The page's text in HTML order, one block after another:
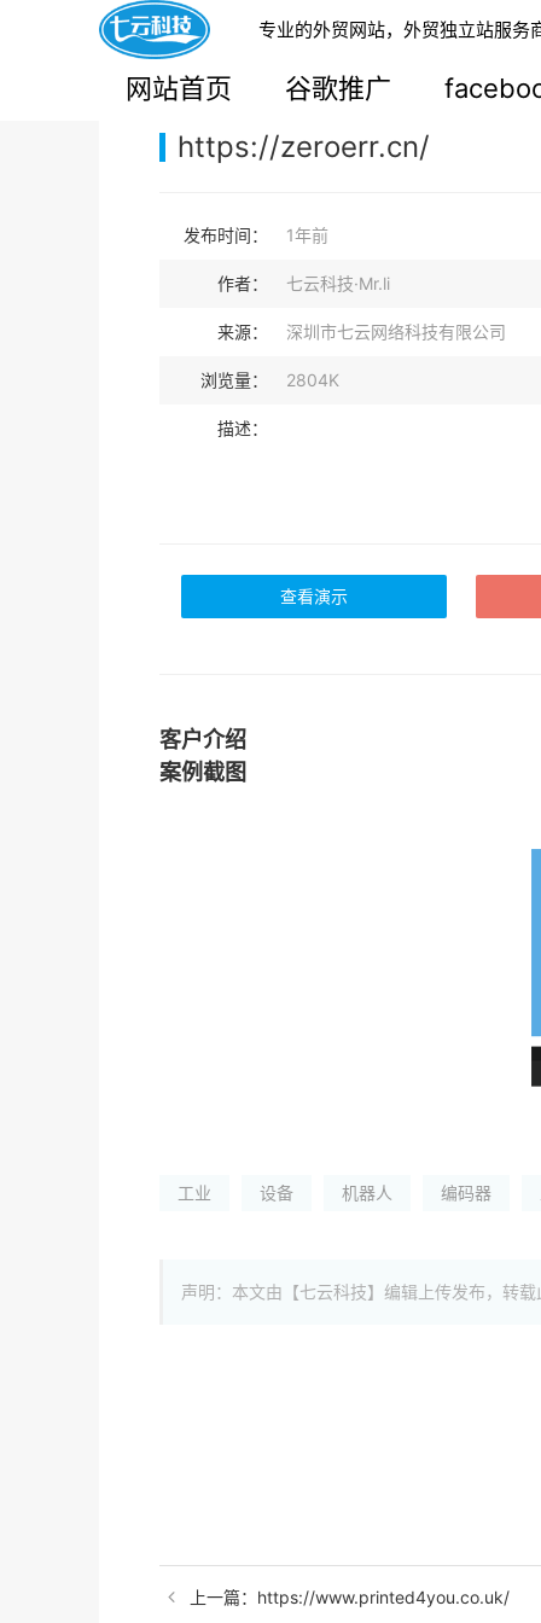
专业的外贸网站，外贸独立站服务
网站首页 谷歌推广
您的当前位置： 网站首页>案例展示>B2B外贸独
https://zeroerr.cn/
发布时间： 1年前
作者： 七云科技·Mr.li
来源： 深圳市七云网络科技有限公司
浏览量： 2804K
描述：
查看演示
客户介绍
案例截图
工业 设备 机器人 编码器
声明：本文由【七云科技】编辑上传发布，转
上一篇：https://www.printed4you.co.uk/